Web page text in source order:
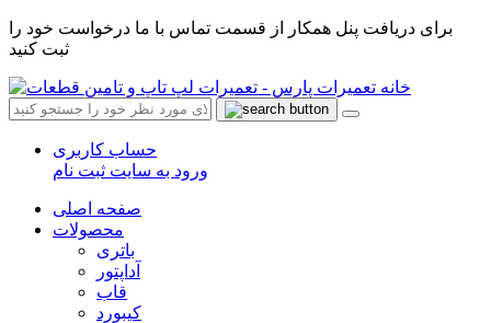
برای دریافت پنل همکار از قسمت تماس با ما درخواست خود را
ثبت کنید
حساب کاربری
ورود به سایت ثبت نام
صفحه اصلی
محصولات
باتری
آداپتور
قاب
کیبورد